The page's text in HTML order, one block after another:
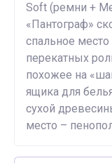
Soft (ремни +
«Пантограф»
спальное
перекатных
похожее на
ящика для
сухой
место –